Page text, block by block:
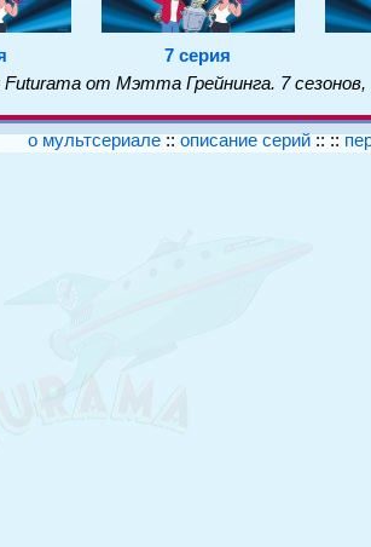
7 серия
от Мэтта Грейнинга. 7
о мультсериале::описание серий:: ::